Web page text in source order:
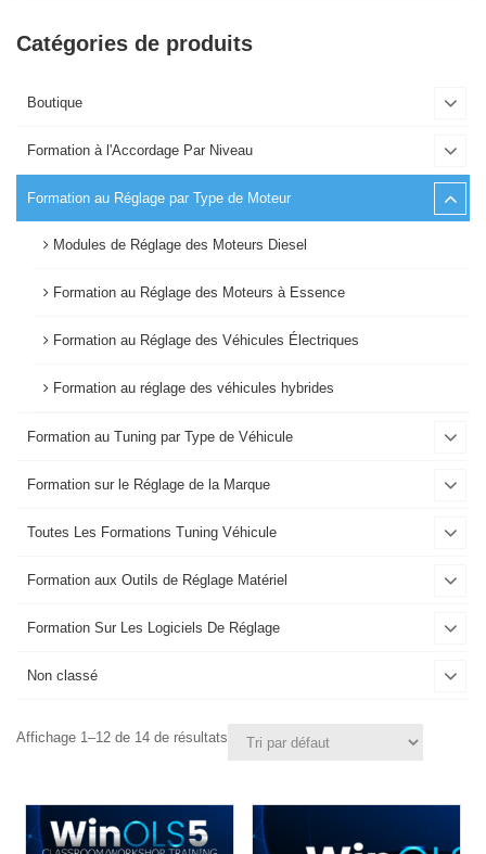
Affichage 1–12 de 14 de résultats
Catégories de produits
Boutique
Formation à l'Accordage Par Niveau
Formation au Réglage par Type de Moteur
Modules de Réglage des Moteurs Diesel
Formation au Réglage des Moteurs à Essence
Formation au Réglage des Véhicules Électriques
Formation au réglage des véhicules hybrides
Formation au Tuning par Type de Véhicule
Formation sur le Réglage de la Marque
Toutes Les Formations Tuning Véhicule
Formation aux Outils de Réglage Matériel
Formation Sur Les Logiciels De Réglage
Non classé